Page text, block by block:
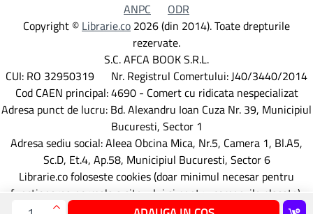
ANPC
ODR
Copyright © Librarie.co 2026 (din 2014). Toate drepturile
rezervate.
S.C. AFCA BOOK S.R.L.
CUI: RO 32950319 Nr. Registrul Comertului: J40/3440/2014
Cod CAEN principal: 4690 - Comert cu ridicata nespecializat
Adresa punct de lucru: Bd. Alexandru Ioan Cuza Nr. 39, Municipiul
Bucuresti, Sector 1
Adresa sediu social: Aleea Obcina Mica, Nr.5, Camera 1, Bl.A5,
Sc.D, Et.4, Ap.58, Municipiul Bucuresti, Sector 6
Librarie.co foloseste cookies (doar minimul necesar pentru
functionarea normala a site-ului si pentru comenzile plasate).
Detalii aici